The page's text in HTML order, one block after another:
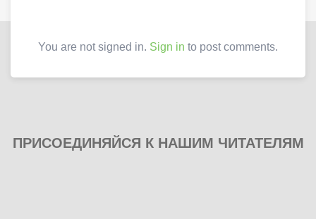
You are not signed in. Sign in to post comments.
ПРИСОЕДИНЯЙСЯ К НАШИМ ЧИТАТЕЛЯМ